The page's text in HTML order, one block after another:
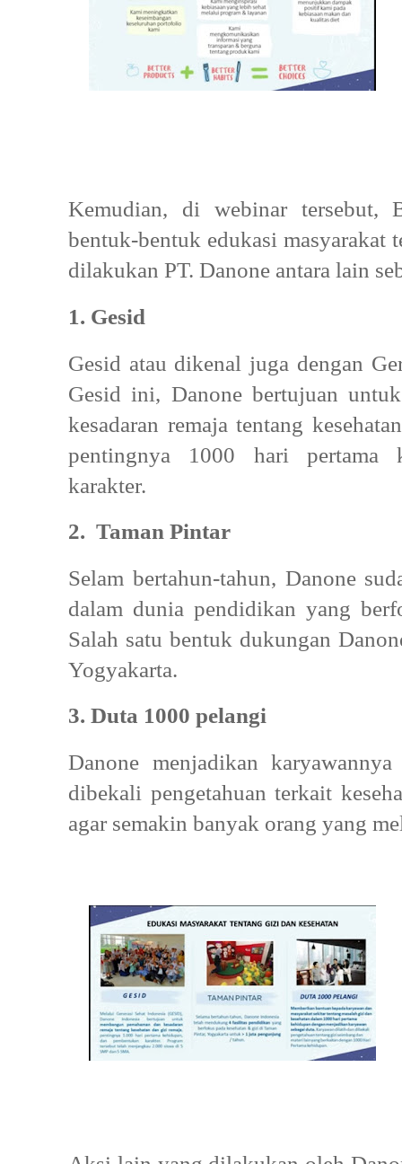
Kemudian, di webinar tersebut,
bentuk-bentuk edukasi masyarakat
dilakukan PT. Danone antara lain
1. Gesid
Gesid atau dikenal juga dengan
Gesid ini, Danone bertujuan
kesadaran remaja tentang
pentingnya 1000 hari pertama
karakter.
2. Taman Pintar
Selam bertahun-tahun, Danone
dalam dunia pendidikan yang
Salah satu bentuk dukungan
Yogyakarta.
3. Duta 1000 pelangi
Danone menjadikan
dibekali pengetahuan terkait
agar semakin banyak orang yang